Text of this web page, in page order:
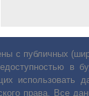
с публичных
в
использовать
права. Все